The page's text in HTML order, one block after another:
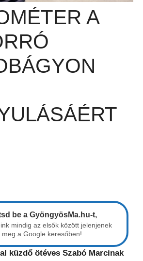
A
be a GyöngyösMa.hu-t,
mindig az elsők között jelenjenek
meg a Google keresőben!
küzdő ötéves Szabó Marcinak